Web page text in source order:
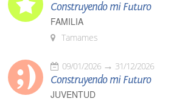
Construyendo mi Futuro
FAMILIA
Tamames
09/01/2026 31/12/2026
Construyendo mi Futuro
JUVENTUD